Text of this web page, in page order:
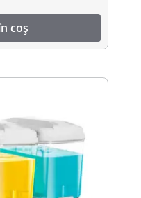
coș